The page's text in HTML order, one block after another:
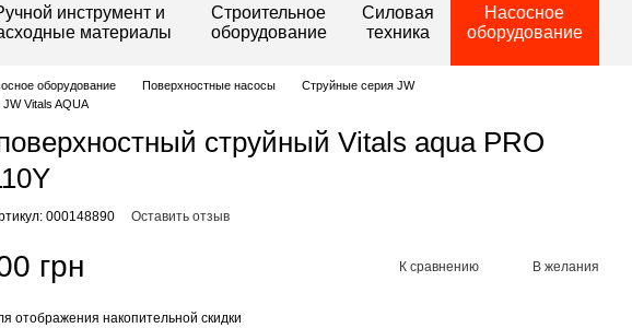
инструмент и
материалы
Строительное
оборудование
Силовая
техника
Насосное
оборудование
оборудование Поверхностные насосы
Струйные серия JW
Vitals AQUA
струйный Vitals aqua PRO
000148890 Оставить отзыв
грн К сравнению В желания
отображения накопительной скидки